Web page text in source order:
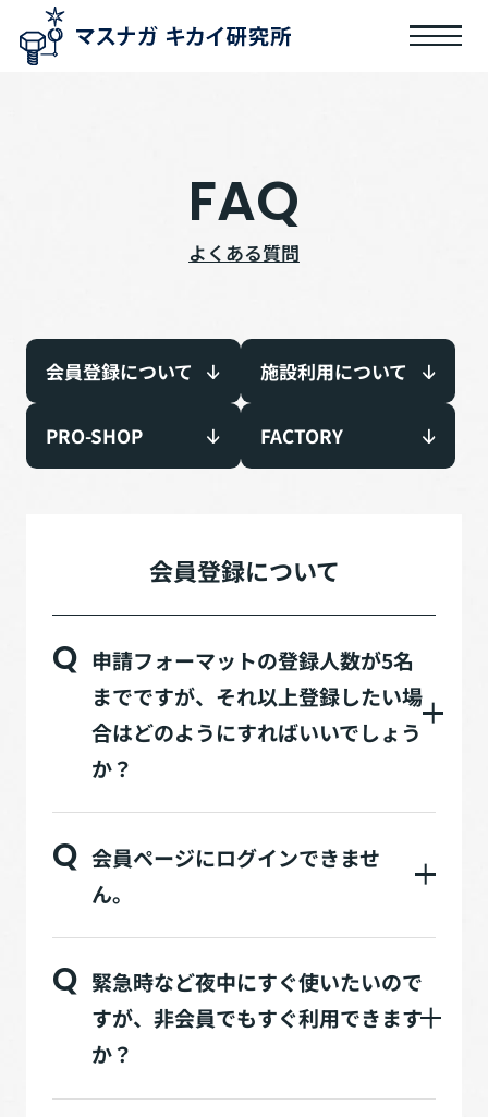
FAQ
よくある質問
会員登録について 施設利用について
PRO-SHOP FACTORY
会員登録について
Q 申請フォーマットの登録人数が5名
までですが、それ以上登録したい場
合はどのようにすればいいでしょう
か？
Q 会員ページにログインできませ
ん。
Q 緊急時など夜中にすぐ使いたいので
すが、非会員でもすぐ利用できます
か？